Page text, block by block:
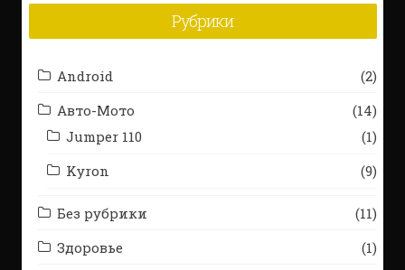
Рубрики
Android
(2)
Авто-Мото
(14)
Jumper 110
(1)
Kyron
(9)
Без рубрики
(11)
Здоровье
(1)